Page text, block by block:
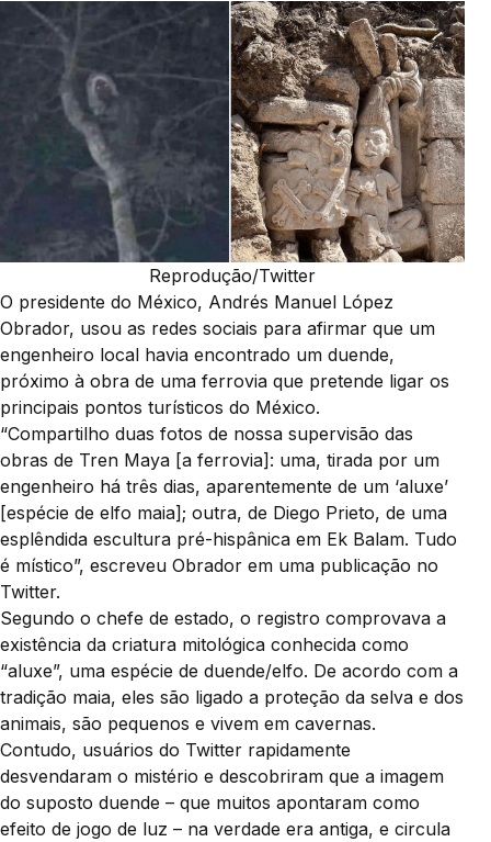
Reprodução/Twitter
O presidente do México, Andrés Manuel López
Obrador, usou as redes sociais para afirmar que um
engenheiro local havia encontrado um duende,
próximo à obra de uma ferrovia que pretende ligar os
principais pontos turísticos do México.
“Compartilho duas fotos de nossa supervisão das
obras de Tren Maya [a ferrovia]: uma, tirada por um
engenheiro há três dias, aparentemente de um ‘aluxe’
[espécie de elfo maia]; outra, de Diego Prieto, de uma
esplêndida escultura pré-hispânica em Ek Balam. Tudo
é místico”, escreveu Obrador em uma publicação no
Twitter.
Segundo o chefe de estado, o registro comprovava a
existência da criatura mitológica conhecida como
“aluxe”, uma espécie de duende/elfo. De acordo com a
tradição maia, eles são ligado a proteção da selva e dos
animais, são pequenos e vivem em cavernas.
Contudo, usuários do Twitter rapidamente
desvendaram o mistério e descobriram que a imagem
do suposto duende – que muitos apontaram como
efeito de jogo de luz – na verdade era antiga, e circula